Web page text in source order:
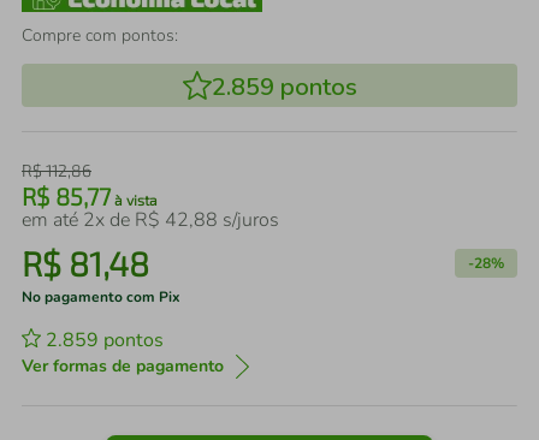
Compre com pontos:
2.859 pontos
R$112,86
R$ 85,77 à vista
em até 2x de R$ 42,88 s/juros
R$ 81,48 -28%
No pagamento com Pix
2.859 pontos
Ver formas de pagamento